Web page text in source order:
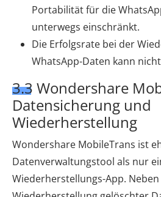
Portabilität für die
unterwegs einschränkt.
Die Erfolgsrate bei der
WhatsApp-Daten kann
3.3 Wondershare
Datensicherung und
Wiederherstellung
Wondershare MobileTrans ist
Datenverwaltungstool als nur
Wiederherstellungs-App.